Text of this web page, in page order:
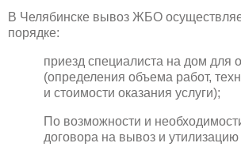
В Челябинске вывоз ЖБО
порядке:
приезд специалиста на дом для
(определения объема работ,
и стоимости оказания услуги);
По возможности и
договора на вывоз и